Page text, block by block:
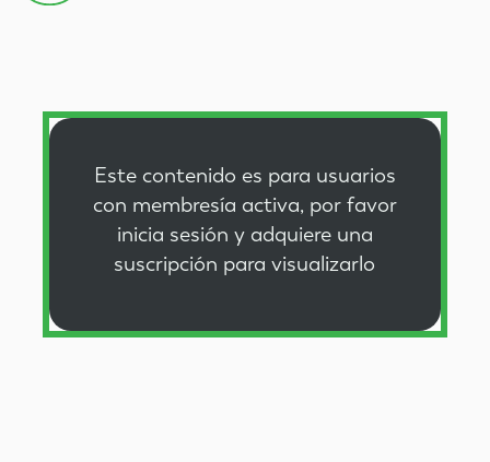
Este contenido es para usuarios
con membresía activa, por favor
inicia sesión y adquiere una
suscripción para visualizarlo